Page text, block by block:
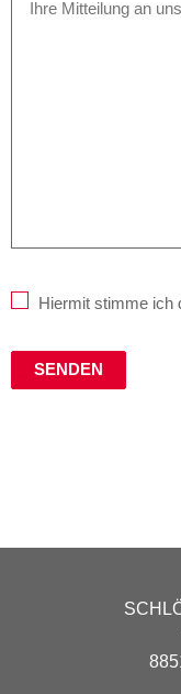
Hiermit stimme ich